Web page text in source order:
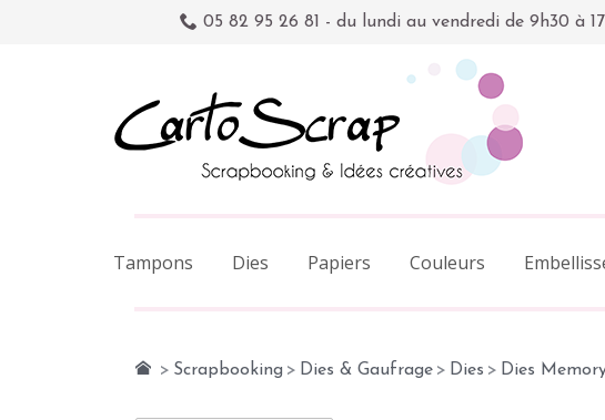
05 82 95 26 81 - du lundi au vendredi de 9h30 à
Tampons Dies Papiers Couleurs
> Scrapbooking > Dies & Gaufrage > Dies > Dies